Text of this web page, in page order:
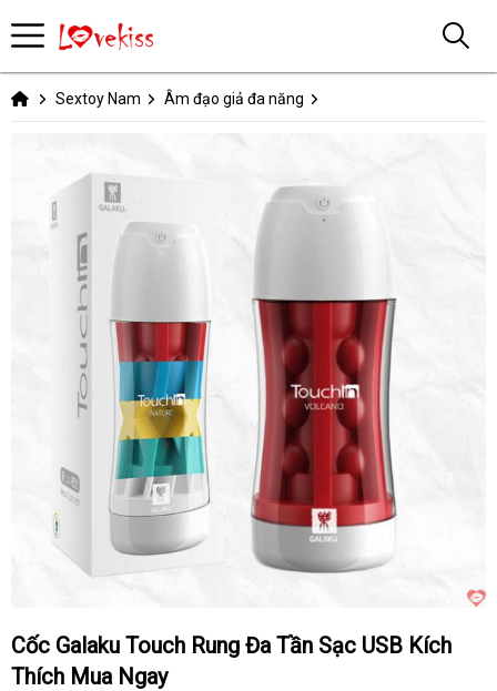
Sextoy Nam Âm đạo giả đa năng
Cốc Galaku Touch Rung Đa Tần Sạc USB Kích
Thích Mua Ngay